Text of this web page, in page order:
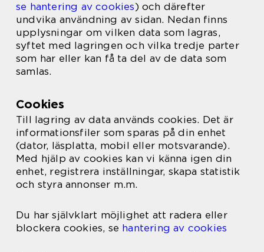
se hantering av cookies) och därefter
undvika användning av sidan. Nedan finns
upplysningar om vilken data som lagras,
syftet med lagringen och vilka tredje parter
som har eller kan få ta del av de data som
samlas.
Cookies
Till lagring av data används cookies. Det är
informationsfiler som sparas på din enhet
(dator, läsplatta, mobil eller motsvarande).
Med hjälp av cookies kan vi känna igen din
enhet, registrera inställningar, skapa statistik
och styra annonser m.m.
Du har självklart möjlighet att radera eller
blockera cookies, se hantering av cookies